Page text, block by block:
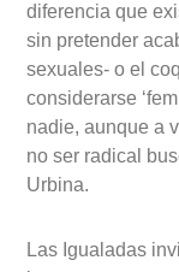
diferencia que
sin pretender
sexuales- o el
considerarse
nadie, aunque a
no ser radical
Urbina.
Las Igualadas